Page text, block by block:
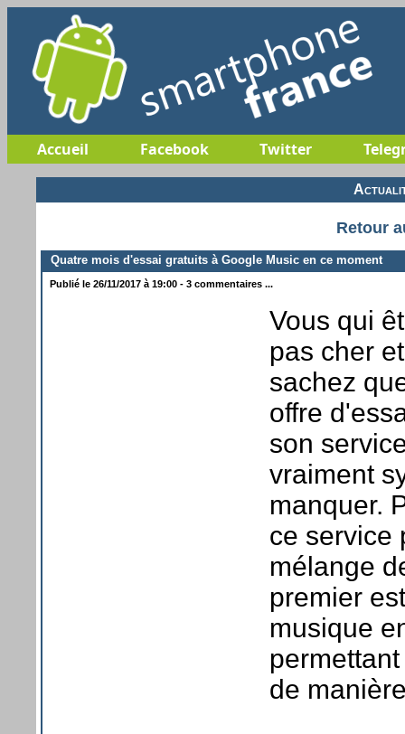
Accueil Facebook Twitter
Retour
Quatre mois d'essai gratuits à Google Music en ce moment
Publié le 26/11/2017 à 19:00 - 3 commentaires ...
Vous qui
pas cher
sachez
offre
son
vraiment
manquer.
ce service
mélange
premier
musique
de